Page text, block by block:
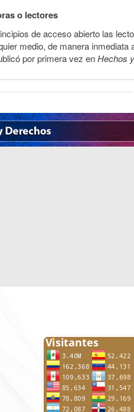
o lectores
de acceso abierto las
medio, de manera
por primera vez enHechos